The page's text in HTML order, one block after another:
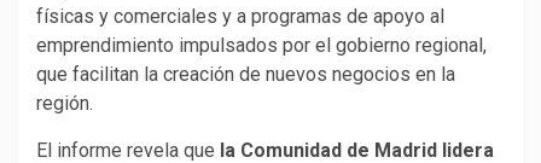
físicas y comerciales y a programas de apoyo al
emprendimiento impulsados por el gobierno regional,
que facilitan la creación de nuevos negocios en la
región.
El informe revela que la Comunidad de Madrid lidera